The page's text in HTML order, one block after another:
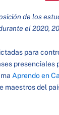
de los
el 2020,
para
presenciales
Aprendo en
maestros del